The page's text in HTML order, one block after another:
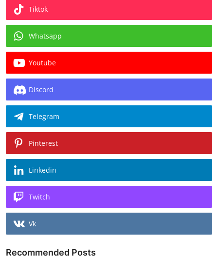
Tiktok
Whatsapp
Youtube
Discord
Telegram
Pinterest
Linkedin
Twitch
Vk
Recommended Posts